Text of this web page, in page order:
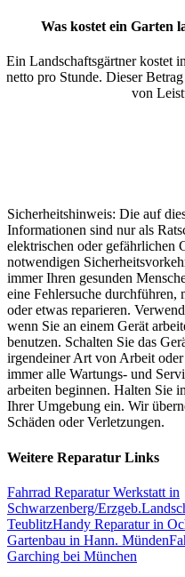
Was kostet ein Garten
Ein Landschaftsgärtner kostet
netto pro Stunde. Dieser
von
Sicherheitshinweis: Die auf
Informationen sind nur als
elektrischen oder gefährlichen
notwendigen
immer Ihren gesunden
eine Fehlersuche durchführen,
oder etwas reparieren.
wenn Sie an einem Gerät
benutzen. Schalten Sie das
irgendeiner Art von Arbeit
immer alle Wartungs- und
arbeiten beginnen. Halten Sie
Ihrer Umgebung ein. Wir
Schäden oder Verletzungen.
Weitere Reparatur Links
Fahrrad Reparatur Werkstatt in
Schwarzenberg/Erzgeb.
TeublitzHandy Reparatur in
Gartenbau in Hann. Münden
Garching bei München